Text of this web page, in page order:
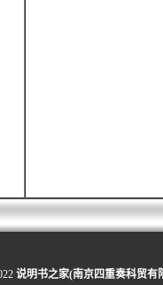
说明书之家(南京四重奏科贸有